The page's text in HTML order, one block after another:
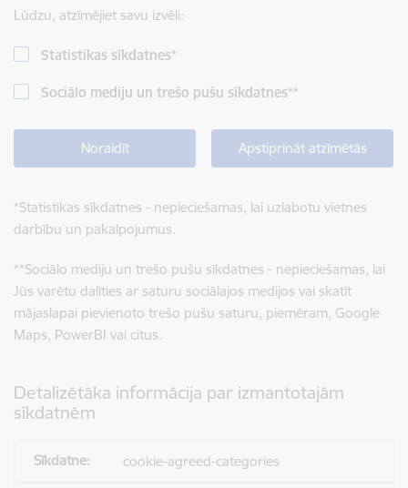
Lūdzu, atzīmējiet savu izvēli:
Statistikas sīkdatnes*
Sociālo mediju un trešo pušu sīkdatnes**
Noraidīt Apstiprināt atzīmētās
*Statistikas sīkdatnes - nepieciešamas, lai uzlabotu vietnes
darbību un pakalpojumus.
**Sociālo mediju un trešo pušu sīkdatnes - nepieciešamas, lai
Jūs varētu dalīties ar saturu sociālajos medijos vai skatīt
mājaslapai pievienoto trešo pušu saturu, piemēram, Google
Maps, PowerBI vai citus.
Detalizētāka informācija par izmantotajām
sīkdatnēm
cookie-agreed-categories